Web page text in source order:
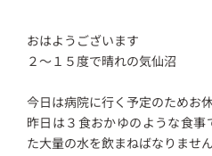
おはようございます
２～１５度で晴れの気仙沼
今日は病院に行く予定のためお
昨日は３食おかゆのような食事
た大量の水を飲まねばなりませ